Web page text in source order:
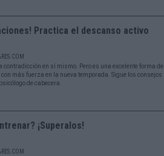
Practica el descanso activo
contradicción en sí mismo. Pero es una excelente forma de
más fuerza en la nueva temporada. Sigue los consejos
de cabecera.
¡Superalos!